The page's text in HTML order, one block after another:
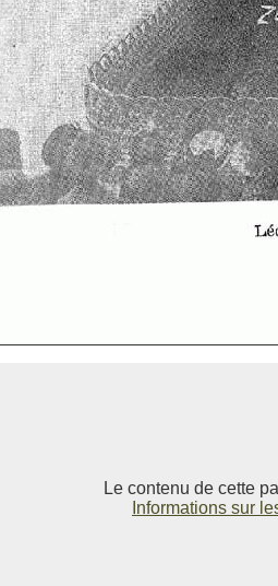
Le contenu de cette
Informations sur